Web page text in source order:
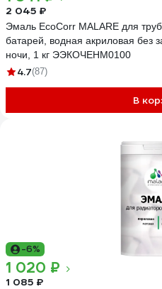
2 045 ₽
Эмаль EcoCorr MALARE для
батарей, водная акриловая без
ночи, 1 кг ЭЭКОЧЕНМ0100
4.7(87)
В
-6%
1 020 ₽
1 085 ₽